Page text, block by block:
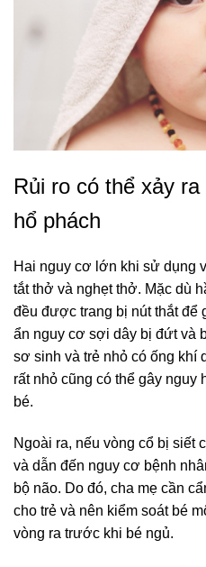
Rủi ro có thể xảy
hổ phách
Hai nguy cơ lớn khi sử dụng
tắt thở và nghẹt thở. Mặc dù
đều được trang bị nút thắt để
ẩn nguy cơ sợi dây bị đứt và
sơ sinh và trẻ nhỏ có ống khí
rất nhỏ cũng có thể gây
bé.
Ngoài ra, nếu vòng cổ bị siết
và dẫn đến nguy cơ bệnh
bộ não. Do đó, cha mẹ cần
cho trẻ và nên kiểm soát bé
vòng ra trước khi bé ngủ.